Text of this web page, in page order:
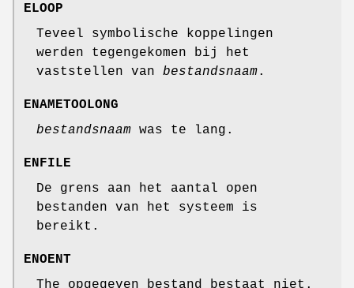
ELOOP
Teveel symbolische koppelingen
werden tegengekomen bij het
vaststellen van bestandsnaam.
ENAMETOOLONG
bestandsnaam was te lang.
ENFILE
De grens aan het aantal open
bestanden van het systeem is
bereikt.
ENOENT
The opgegeven bestand bestaat niet.